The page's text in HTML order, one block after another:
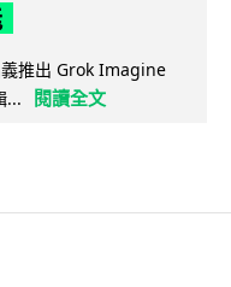
推出 Grok Imagine
...
閱讀全文